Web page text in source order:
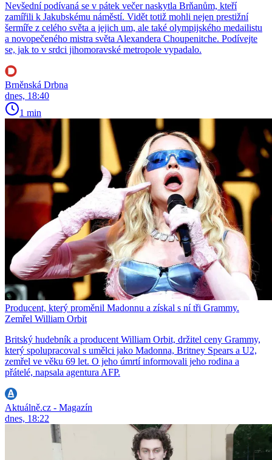
Nevšední podívaná se v pátek večer naskytla Brňanům, kteří
zamířili k Jakubskému náměstí. Vidět totiž mohli nejen prestižní
šermíře z celého světa a jejich um, ale také olympijského medailistu
a novopečeného mistra světa Alexandera Choupenitche. Podívejte
se, jak to v srdci jihomoravské metropole vypadalo.
Brněnská Drbna
dnes, 18:40
1 min
Producent, který proměnil Madonnu a získal s ní tři Grammy.
Zemřel William Orbit
Britský hudebník a producent William Orbit, držitel ceny Grammy,
který spolupracoval s umělci jako Madonna, Britney Spears a U2,
zemřel ve věku 69 let. O jeho úmrtí informovali jeho rodina a
přátelé, napsala agentura AFP.
Aktuálně.cz - Magazín
dnes, 18:22